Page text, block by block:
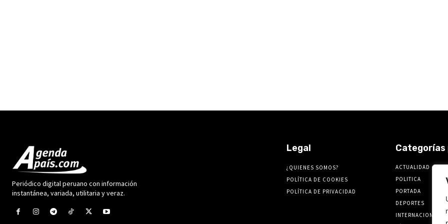
Periódico digital peruano con información
instantánea, variada, utilitaria y veraz.
Legal
¿QUIENES SOMOS?
POLÍTICA DE COOKIES
POLÍTICA DE PRIVACIDAD
Categorías
ACTUALIDAD
POLITICA
PORTADA
DEPORTES
INTERNACIONALES